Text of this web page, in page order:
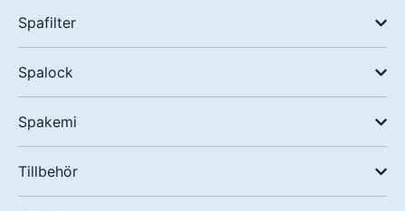
Spafilter
Spalock
Spakemi
Tillbehör